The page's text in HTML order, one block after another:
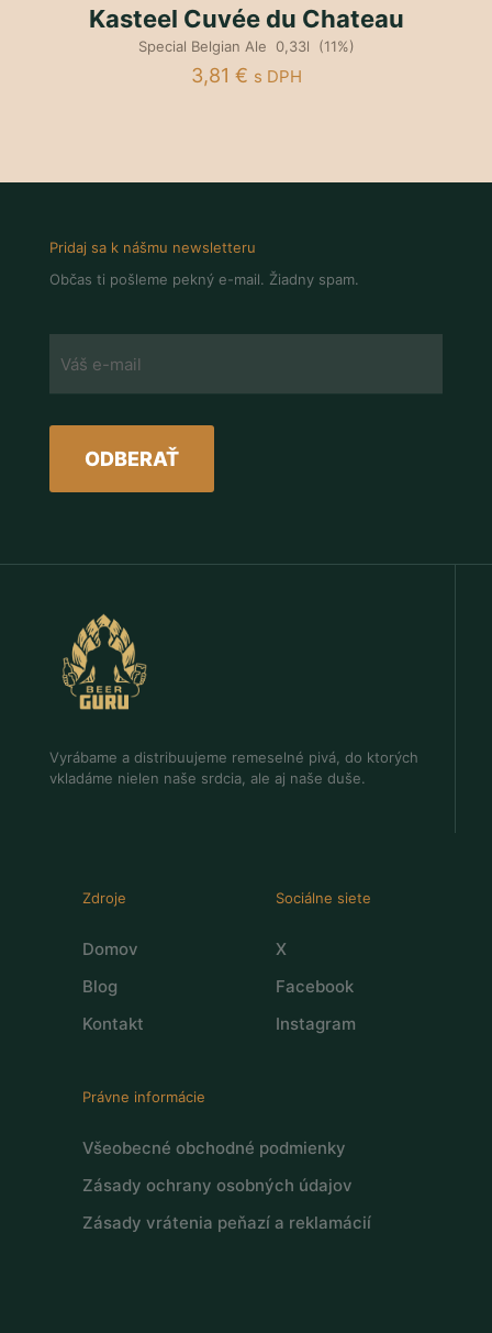
Kasteel Cuvée du Chateau
Special Belgian Ale 0,33l (11%)
3,81 € s DPH
Pridaj sa k nášmu newsletteru
Občas ti pošleme pekný e-mail. Žiadny spam.
Vyrábame a distribuujeme remeselné pivá, do ktorých
vkladáme nielen naše srdcia, ale aj naše duše.
Zdroje
Domov
Blog
Kontakt
Sociálne siete
X
Facebook
Instagram
Právne informácie
Všeobecné obchodné podmienky
Zásady ochrany osobných údajov
Zásady vrátenia peňazí a reklamácií